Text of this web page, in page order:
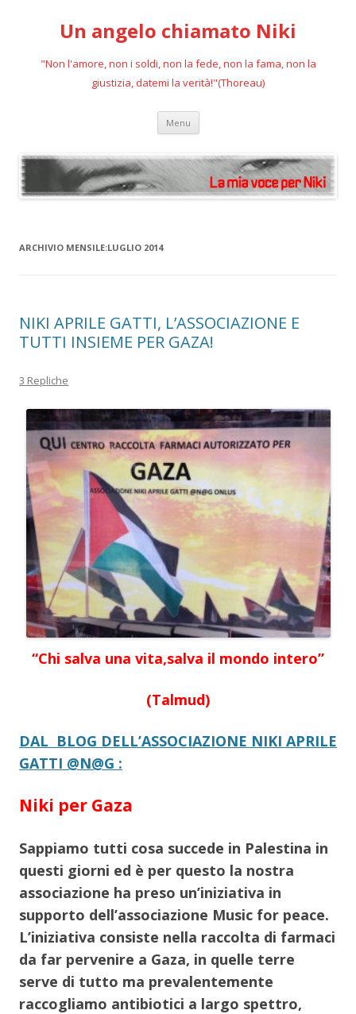
Un angelo chiamato Niki
"Non l'amore, non i soldi, non la fede, non la fama, non la
giustizia, datemi la verità!"(Thoreau)
Menu Vai
contenuto
ARCHIVIO MENSILE:LUGLIO 2014
NIKI APRILE GATTI, L’ASSOCIAZIONE E
TUTTI INSIEME PER GAZA!
3 Repliche
“Chi salva una vita,salva il mondo intero”
(Talmud)
DAL BLOG DELL’ASSOCIAZIONE NIKI APRILE
GATTI @N@G :
Niki per Gaza
Sappiamo tutti cosa succede in Palestina in
questi giorni ed è per questo la nostra
associazione ha preso un’iniziativa in
supporto dell’associazione Music for peace.
L’iniziativa consiste nella raccolta di farmaci
da far pervenire a Gaza, in quelle terre
serve di tutto ma prevalentemente
raccogliamo antibiotici a largo spettro,